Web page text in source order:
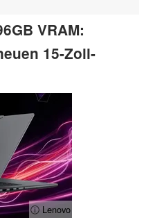
VRAM:
15-Zoll-
ⓘ Lenovo